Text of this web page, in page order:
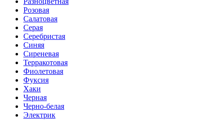
Розовая
Салатовая
Серая
Серебристая
Синяя
Сиреневая
Терракотовая
Фиолетовая
Фуксия
Хаки
Черная
Черно-белая
Электрик